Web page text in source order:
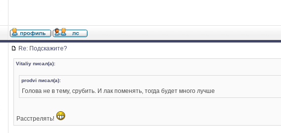
Re: Подскажите?
Vitaliy писал(а):
prodvi писал(а):
Голова не в тему, срубить. И лак поменять, тогда будет много лучше
Расстрелять!